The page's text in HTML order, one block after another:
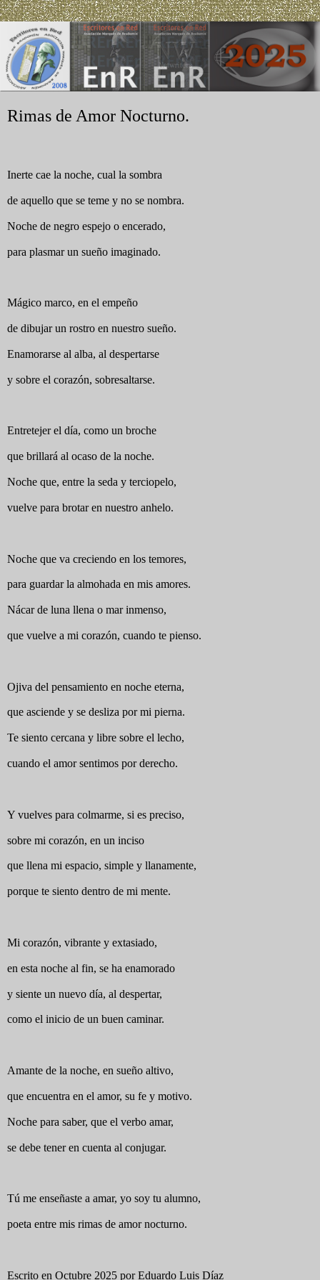
Rimas de Amor Nocturno.
Inerte cae la noche, cual la sombra
de aquello que se teme y no se nombra.
Noche de negro espejo o encerado,
para plasmar un sueño imaginado.
Mágico marco, en el empeño
de dibujar un rostro en nuestro sueño.
Enamorarse al alba, al despertarse
y sobre el corazón, sobresaltarse.
Entretejer el día, como un broche
que brillará al ocaso de la noche.
Noche que, entre la seda y terciopelo,
vuelve para brotar en nuestro anhelo.
Noche que va creciendo en los temores,
para guardar la almohada en mis amores.
Nácar de luna llena o mar inmenso,
que vuelve a mi corazón, cuando te pienso.
Ojiva del pensamiento en noche eterna,
que asciende y se desliza por mi pierna.
Te siento cercana y libre sobre el lecho,
cuando el amor sentimos por derecho.
Y vuelves para colmarme, si es preciso,
sobre mi corazón, en un inciso
que llena mi espacio, simple y llanamente,
porque te siento dentro de mi mente.
Mi corazón, vibrante y extasiado,
en esta noche al fin, se ha enamorado
y siente un nuevo día, al despertar,
como el inicio de un buen caminar.
Amante de la noche, en sueño altivo,
que encuentra en el amor, su fe y motivo.
Noche para saber, que el verbo amar,
se debe tener en cuenta al conjugar.
Tú me enseñaste a amar, yo soy tu alumno,
poeta entre mis rimas de amor nocturno.
Escrito en Octubre 2025 por Eduardo Luis Díaz